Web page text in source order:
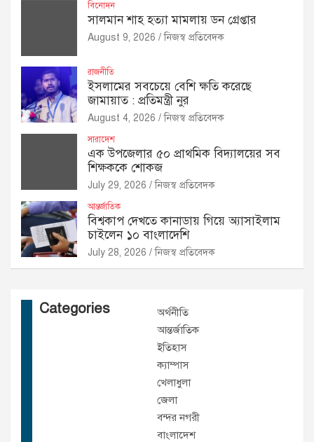
বিনোদন
সালমান শাহ হত্যা মামলায় ডন গ্রেপ্তার
August 9, 2026 নিজস্ব প্রতিবেদক
রাজনীতি
ইসলামের সবচেয়ে বেশি ক্ষতি করেছে
জামায়াত : প্রতিমন্ত্রী নুর
August 4, 2026 নিজস্ব প্রতিবেদক
সারাদেশ
এক উপজেলার ৫০ প্রাথমিক বিদ্যালয়ের সব
শিক্ষককে শোকজ
July 29, 2026 নিজস্ব প্রতিবেদক
আন্তর্জাতিক
বিশ্বকাপ দেখতে কানাডায় গিয়ে অ্যাসাইলাম
চাইলেন ১০ বাংলাদেশি
July 28, 2026 নিজস্ব প্রতিবেদক
Categories
অর্থনীতি
আন্তর্জাতিক
ইতিহাস
ক্যাম্পাস
খেলাধুলা
জেলা
বন্দর নগরী
বাংলাদেশ